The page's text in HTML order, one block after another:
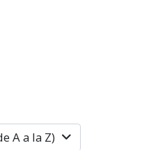
A a la Z)